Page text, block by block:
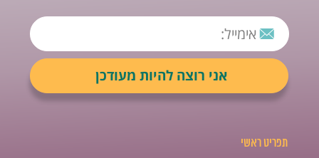
תפריט ראשי